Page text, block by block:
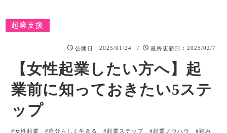
起業支援
公開日 ：2025/01/24 / 最終更新日 ：2025/02/7
【女性起業したい方へ】起
業前に知っておきたい5ステ
ップ
#女性起業 #自分らしく生きる #起業ステップ #起業ノウハウ
#踏み